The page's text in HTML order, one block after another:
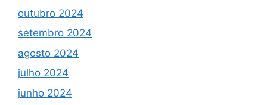
outubro 2024
setembro 2024
agosto 2024
julho 2024
junho 2024